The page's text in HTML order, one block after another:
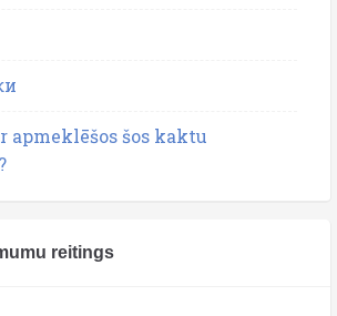
apmeklēšos šos kaktu
reitings